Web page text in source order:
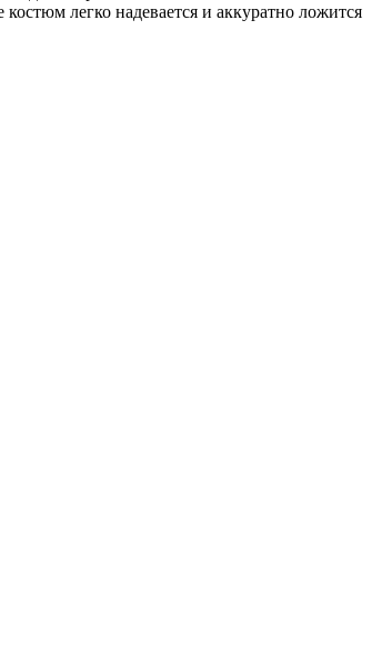
легко надевается и аккуратно ложится